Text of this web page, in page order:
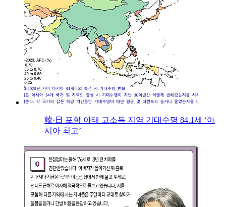
韓·日 포함 아태 고소득 지역 기대수명 84.1세 ‘아
시아 최고’